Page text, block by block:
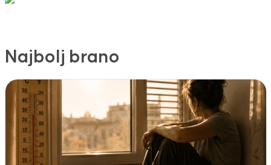
Najbolj brano